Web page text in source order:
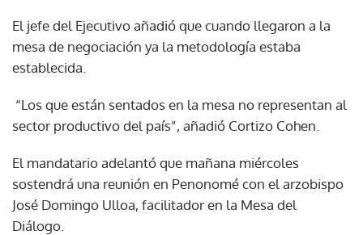
El jefe del Ejecutivo añadió que cuando llegaron a la
mesa de negociación ya la metodología estaba
establecida.
“Los que están sentados en la mesa no representan al
sector productivo del país”, añadió Cortizo Cohen.
El mandatario adelantó que mañana miércoles
sostendrá una reunión en Penonomé con el arzobispo
José Domingo Ulloa, facilitador en la Mesa del
Diálogo.